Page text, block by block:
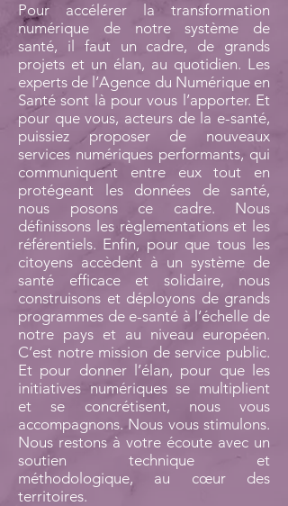
Pour accélérer la transformation
numérique de notre système de
santé, il faut un cadre, de grands
projets et un élan, au quotidien. Les
experts de l’Agence du Numérique en
Santé sont là pour vous l’apporter. Et
pour que vous, acteurs de la e-santé,
puissiez proposer de nouveaux
services numériques performants, qui
communiquent entre eux tout en
protégeant les données de santé,
nous posons ce cadre. Nous
définissons les règlementations et les
référentiels. Enfin, pour que tous les
citoyens accèdent à un système de
santé efficace et solidaire, nous
construisons et déployons de grands
programmes de e-santé à l’échelle de
notre pays et au niveau européen.
C’est notre mission de service public.
Et pour donner l’élan, pour que les
initiatives numériques se multiplient
et se concrétisent, nous vous
accompagnons. Nous vous stimulons.
Nous restons à votre écoute avec un
soutien technique et
méthodologique, au cœur des
territoires.